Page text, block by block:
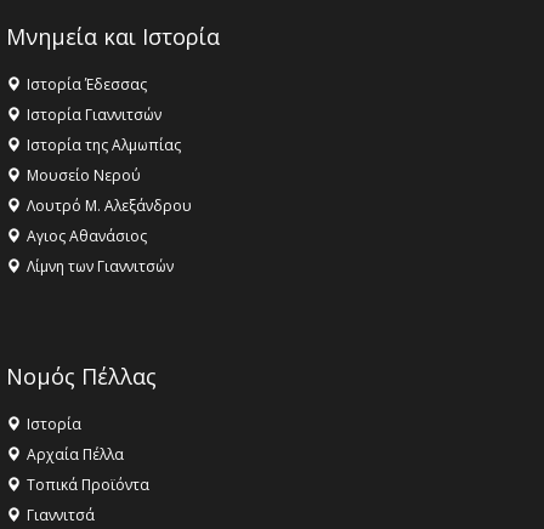
Μνημεία και Ιστορία
Ιστορία Έδεσσας
Ιστορία Γιαννιτσών
Ιστορία της Αλμωπίας
Μουσείο Νερού
Λουτρό Μ. Αλεξάνδρου
Αγιος Αθανάσιος
Λίμνη των Γιαννιτσών
Νομός Πέλλας
Ιστορία
Αρχαία Πέλλα
Τοπικά Προϊόντα
Γιαννιτσά